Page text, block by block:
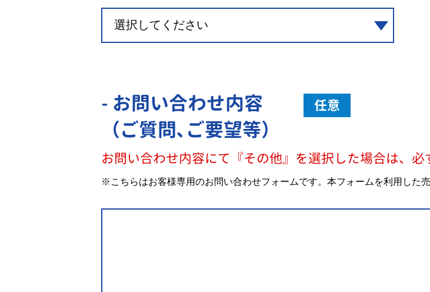
- お問い合わせ内容
（ご質問､ご要望等）
任意
お問い合わせ内容にて『その他』を選択した場合は、必
※こちらはお客様専用のお問い合わせフォームです。本フォームを利用した